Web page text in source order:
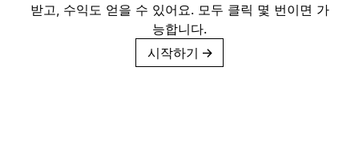
받고, 수익도 얻을 수 있어요. 모두 클릭 몇 번이면 가
능합니다.
시작하기 →